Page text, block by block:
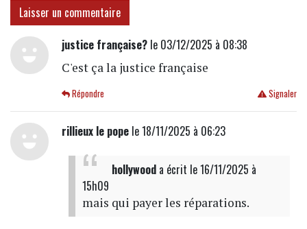
Laisser un commentaire
justice française?le 03/12/2025 à 08:38
C'est ça la justice française
Signaler
Répondre
rillieux le popele 18/11/2025 à 06:23
hollywooda écrit le 16/11/2025 à
15h09
mais qui payer les réparations.